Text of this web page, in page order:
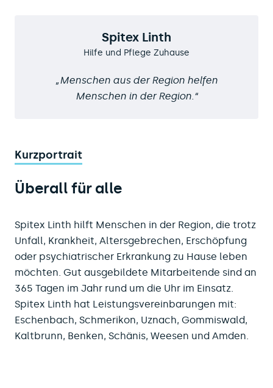
Spitex Linth
Hilfe und Pflege Zuhause
Menschen aus der Region helfen
Menschen in der Region.
Kurzportrait
Überall für alle
Spitex Linth hilft Menschen in der Region, die trotz
Unfall, Krankheit, Altersgebrechen, Erschöpfung
oder psychiatrischer Erkrankung zu Hause leben
möchten. Gut ausgebildete Mitarbeitende sind an
365 Tagen im Jahr rund um die Uhr im Einsatz.
Spitex Linth hat Leistungsvereinbarungen mit:
Eschenbach, Schmerikon, Uznach, Gommiswald,
Kaltbrunn, Benken, Schänis, Weesen und Amden.